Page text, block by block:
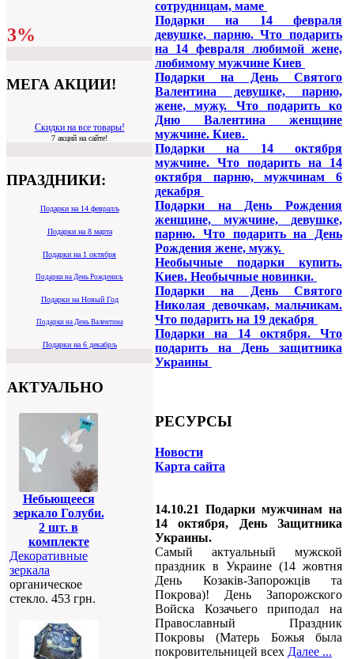
3%
МЕГА АКЦИИ!
Скидки на все товары!
7 акций на сайте!
ПРАЗДНИКИ:
Подарки на 14 февралљ
Подарки на 8 марта
Подарки на 1 октября
Подарки на День Рождениљ
Подарки на Новый Год
Подарки на День Валентина
Подарки на 6 декабрљ
АКТУАЛЬНО
Небьющееся
зеркало Голуби.
2 шт. в
комплекте
Декоративные
зеркала
органическое
стекло. 453 грн.
сотрудницам, маме
Подарки на 14 февраля
девушке, парню. Что подарить
на 14 февраля любимой жене,
любимому мужчине Киев
Подарки на День Святого
Валентина девушке, парню,
жене, мужу. Что подарить ко
Дню Валентина женщине
мужчине. Киев.
Подарки на 14 октября
мужчине. Что подарить на 14
октября парню, мужчинам 6
декабря
Подарки на День Рождения
женщине, мужчине, девушке,
парню. Что подарить на День
Рождения жене, мужу.
Необычные подарки купить.
Киев. Необычные новинки.
Подарки на День Святого
Николая девочкам, мальчикам.
Что подарить на 19 декабря
Подарки на 14 октября. Что
подарить на День защитника
Украины
РЕСУРСЫ
Новости
Карта сайта
14.10.21 Подарки мужчинам на
14 октября, День Защитника
Украины.
Самый актуальный мужской
праздник в Украине (14 жовтня
День Козаків-Запорожців та
Покрова)! День Запорожского
Войска Козачьего приподал на
Православный Праздник
Покровы (Матерь Божья была
покровительницей всех Далее ...